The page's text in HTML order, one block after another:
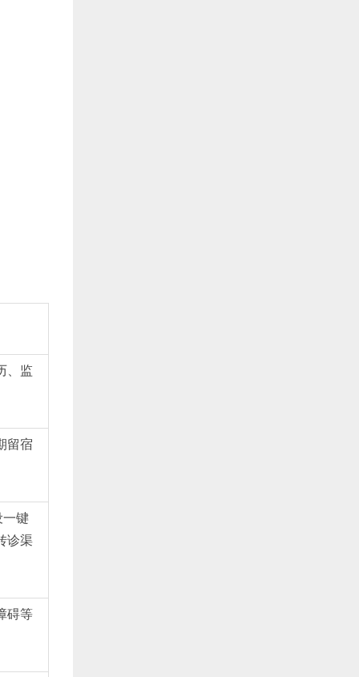
、监
留宿
键
诊渠
碍等